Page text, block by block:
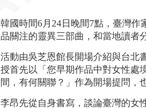
韓國時間6月24日晚間7點，臺灣
品關注的靈異三部曲，和當地讀者
活動由吳芝恩館長開場介紹與台北
授首先以「您早期作品中對女性處
間，有何關聯？」作為開場提問，
李昂先從自身書寫，談論臺灣的女